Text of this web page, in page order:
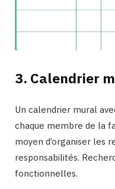
3. Calendrier
Un calendrier mural
chaque membre de la
moyen d’organiser les
responsabilités.
fonctionnelles.